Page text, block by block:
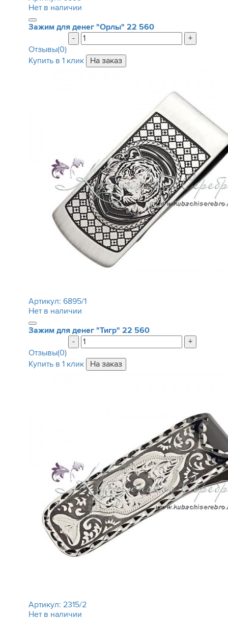
Нет в наличии
Зажим для денег "Орлы" 22 560
-
+
Отзывы(0)
Купить в 1 клик
Артикул: 6895/1
Нет в наличии
Зажим для денег "Тигр" 22 560
-
+
Отзывы(0)
Купить в 1 клик
Артикул: 2315/2
Нет в наличии